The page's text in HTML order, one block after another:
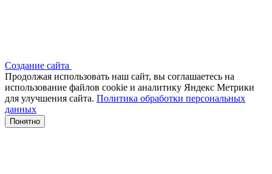
Создание сайта
Продолжая использовать наш сайт, вы соглашаетесь на
использование файлов сооkіе и аналитику Яндекс Метрики
для улучшения сайта. Политика обработки персональных
данных
Понятно